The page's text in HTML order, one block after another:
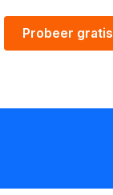
Probeer gratis